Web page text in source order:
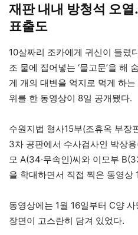
재판 내내 방청석 오
표출도
10살짜리 조카에게 귀신이 들렸
조 물에 집어넣는 ‘물고문’을 해
게 개의 대변을 억지로 먹게 하
위를 한 동영상이 8일 공개됐다.
수원지법 형사15부(조휴옥 부장
3차 공판에서 수사검사인 박상
모 A(34·무속인)씨와 이모부
을 학대하면서 직접 찍은 동영상
동영상에는 1월 16일부터 C양
장면이 고스란히 담겨 있었다.